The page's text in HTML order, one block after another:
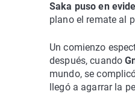
Saka puso en
plano el remate al
Un comienzo
después, cuando
mundo, se
llegó a agarrar la